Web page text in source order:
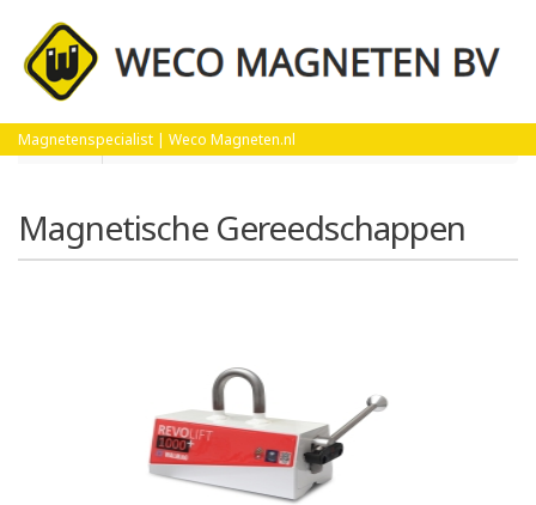
Magnetenspecialist | Weco Magneten.nl
Home Magnetische Gereedschappen
Magnetische Gereedschappen